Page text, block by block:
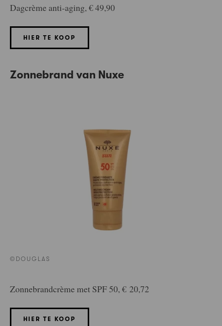
Dagcrème anti-aging, € 49,90
HIER TE KOOP
Zonnebrand van Nuxe
©DOUGLAS
Zonnebrandcrème met SPF 50, € 20,72
HIER TE KOOP